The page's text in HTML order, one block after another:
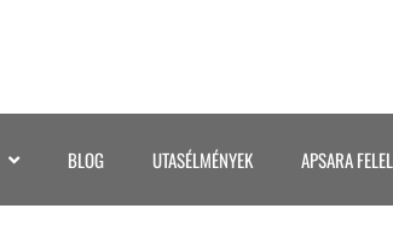
BLOG UTASÉLMÉNYEK APSARA